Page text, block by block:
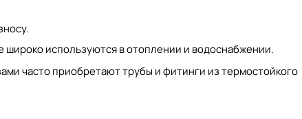
используются в отоплении и водоснабжении.
часто приобретаюттрубы и фитинги из термостойкого